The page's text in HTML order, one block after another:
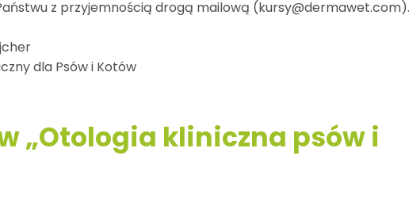
z przyjemnością drogą mailową
dla Psów i Kotów
„Otologia kliniczna psów i